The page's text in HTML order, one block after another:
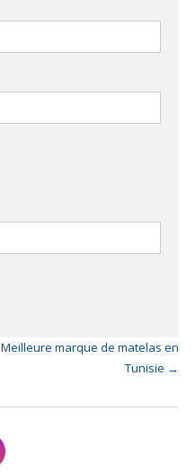
Meilleure marque de matelas en
Tunisie →